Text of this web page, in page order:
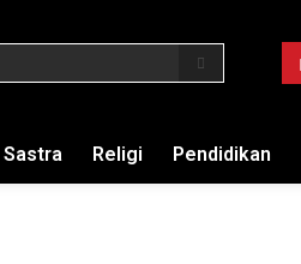
Sastra Religi Pendidikan